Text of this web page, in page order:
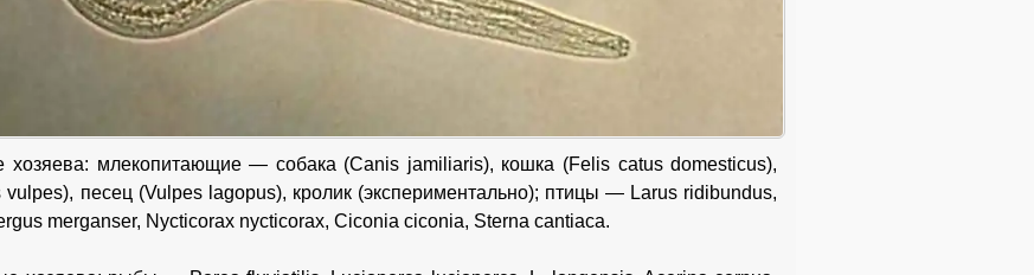
хозяева: млекопитающие — собака (Canis jamiliaris), кошка (Felis catus domesticus),
vulpes), песец (Vulpes lagopus), кролик (экспериментально); птицы — Larus ridibundus,
merganser, Nycticorax nycticorax, Ciconia ciconia, Sterna cantiaca.